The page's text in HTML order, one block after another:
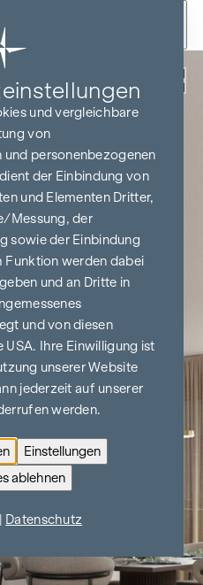
und vergleichbare
von
personenbezogenen
der Einbindung von
und Elementen Dritter,
Messung, der
sowie der Einbindung
Funktion werden dabei
und an Dritte in
und von diesen
Ihre Einwilligung ist
unserer Website
jederzeit auf unserer
werden.
Einstellungen
ablehnen
Datenschutz